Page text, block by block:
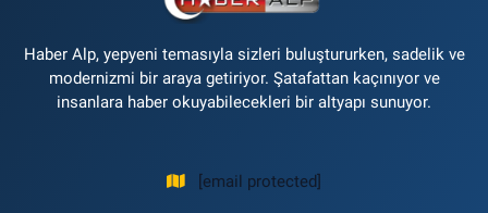
Haber Alp, yepyeni temasıyla sizleri buluştururken, sadelik ve
modernizmi bir araya getiriyor. Şatafattan kaçınıyor ve
insanlara haber okuyabilecekleri bir altyapı sunuyor.
[email protected]